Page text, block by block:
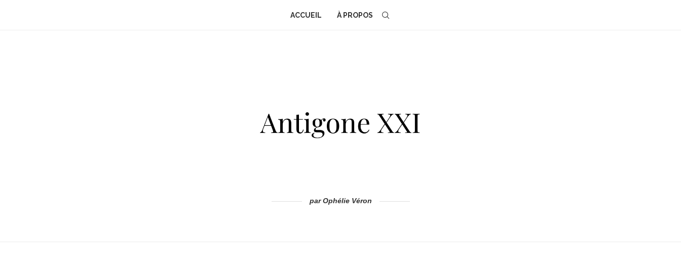
ACCUEIL À PROPOS
par Ophélie Véron